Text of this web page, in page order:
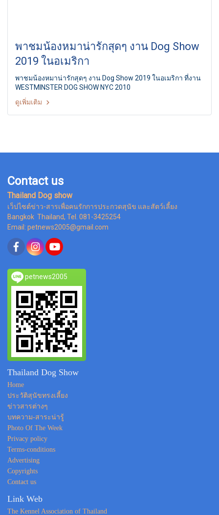
พาชมน้องหมาน่ารักสุดๆ งาน Dog Show
2019 ในอเมริกา
พาชมน้องหมาน่ารักสุดๆ งาน Dog Show 2019 ในอเมริกา ที่งาน
WESTMINSTER DOG SHOW NYC 2010
ดูเพิ่มเติม
Contact us
Thailand Dog show
เว็ปไซต์ข่าว-สารเพื่อคนรักการประกวดสุนัข และสัตว์เลี้ยง
Bangkok Thailand, Tel. 081-3425254
Email: petnews2005@gmail.com
petnews2005
Thailand Dog Show
Home
ประวัติสุนัขทรงเลี้ยง
ข่าวสารต่างๆ
บทความ-สาระน่ารู้
Photo Of The Week
Privacy policy
Terms-conditions
Advertising
Copyrights
Contact us
Link Web
The Kennel Association of Thailand